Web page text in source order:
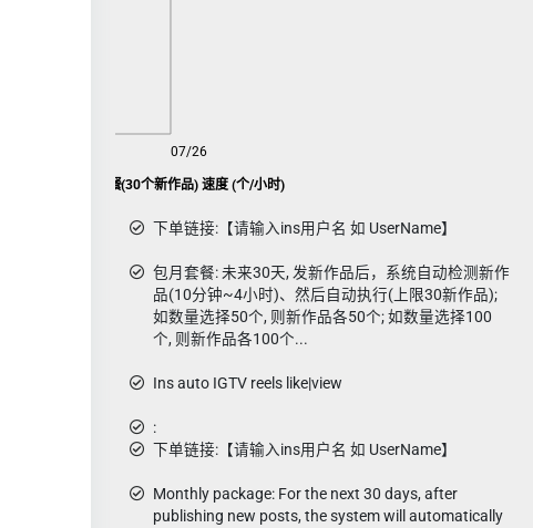
包月 like 套餐(30个新作品) 速度 (个/小时)
07/26
下单链接:【请输入ins用户名 如 UserName】
包月套餐: 未来30天, 发新作品后，系统自动检测新作
品(10分钟~4小时)、然后自动执行(上限30新作品);
如数量选择50个, 则新作品各50个; 如数量选择100
个, 则新作品各100个...
Ins auto IGTV reels like|view
:
下单链接:【请输入ins用户名 如 UserName】
Monthly package: For the next 30 days, after
publishing new posts, the system will automatically